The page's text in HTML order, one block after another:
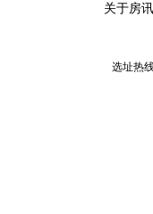
关于房讯
选址热